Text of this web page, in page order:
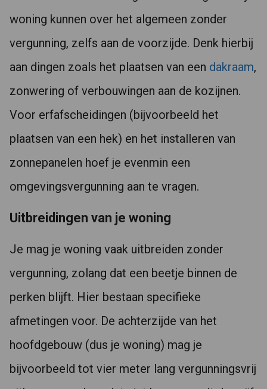
woning kunnen over het algemeen zonder
vergunning, zelfs aan de voorzijde. Denk hierbij
aan dingen zoals het plaatsen van een dakraam,
zonwering of verbouwingen aan de kozijnen.
Voor erfafscheidingen (bijvoorbeeld het
plaatsen van een hek) en het installeren van
zonnepanelen hoef je evenmin een
omgevingsvergunning aan te vragen.
Uitbreidingen van je woning
Je mag je woning vaak uitbreiden zonder
vergunning, zolang dat een beetje binnen de
perken blijft. Hier bestaan specifieke
afmetingen voor. De achterzijde van het
hoofdgebouw (dus je woning) mag je
bijvoorbeeld tot vier meter lang vergunningsvrij